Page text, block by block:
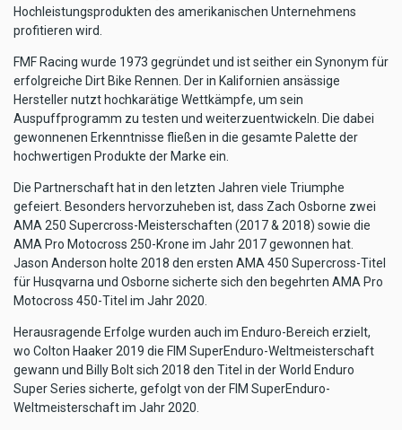
Hochleistungsprodukten des amerikanischen Unternehmens
profitieren wird.
FMF Racing wurde 1973 gegründet und ist seither ein Synonym für
erfolgreiche Dirt Bike Rennen. Der in Kalifornien ansässige
Hersteller nutzt hochkarätige Wettkämpfe, um sein
Auspuffprogramm zu testen und weiterzuentwickeln. Die dabei
gewonnenen Erkenntnisse fließen in die gesamte Palette der
hochwertigen Produkte der Marke ein.
Die Partnerschaft hat in den letzten Jahren viele Triumphe
gefeiert. Besonders hervorzuheben ist, dass Zach Osborne zwei
AMA 250 Supercross-Meisterschaften (2017 & 2018) sowie die
AMA Pro Motocross 250-Krone im Jahr 2017 gewonnen hat.
Jason Anderson holte 2018 den ersten AMA 450 Supercross-Titel
für Husqvarna und Osborne sicherte sich den begehrten AMA Pro
Motocross 450-Titel im Jahr 2020.
Herausragende Erfolge wurden auch im Enduro-Bereich erzielt,
wo Colton Haaker 2019 die FIM SuperEnduro-Weltmeisterschaft
gewann und Billy Bolt sich 2018 den Titel in der World Enduro
Super Series sicherte, gefolgt von der FIM SuperEnduro-
Weltmeisterschaft im Jahr 2020.